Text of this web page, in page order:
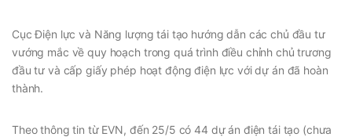
Cục Điện lực và Năng lượng tái tạo hướng dẫn các chủ đầu tư
vướng mắc về quy hoạch trong quá trình điều chỉnh chủ trương
đầu tư và cấp giấy phép hoạt động điện lực với dự án đã hoàn
thành.
Theo thông tin từ EVN, đến 25/5 có 44 dự án điện tái tạo (chưa